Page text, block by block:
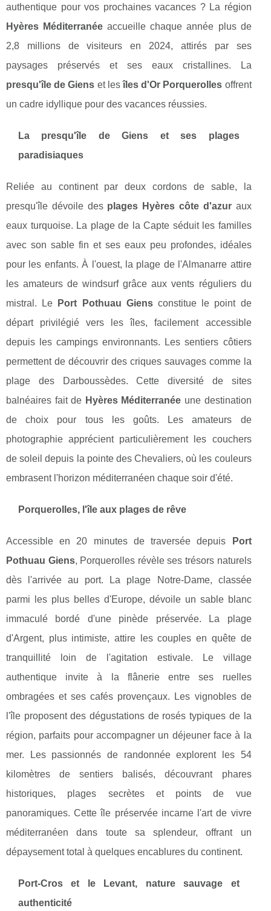
authentique pour vos prochaines vacances ? La région
Hyères Méditerranée accueille chaque année plus de
2,8 millions de visiteurs en 2024, attirés par ses
paysages préservés et ses eaux cristallines. La
presqu'île de Giens et lesîles d'Or Porquerolles offrent
un cadre idyllique pour des vacances réussies.
La presqu'île de Giens et ses plages
paradisiaques
Reliée au continent par deux cordons de sable, la
presqu'île dévoile des plages Hyères côte d'azuraux
eaux turquoise. La plage de la Capte séduit les familles
avec son sable fin et ses eaux peu profondes, idéales
pour les enfants. À l'ouest, la plage de l'Almanarre attire
les amateurs de windsurf grâce aux vents réguliers du
mistral. Le
Port Pothuau Giensconstitue le point de
départ privilégié vers les îles, facilement accessible
depuis les campings environnants. Les sentiers côtiers
permettent de découvrir des criques sauvages comme la
plage des Darboussèdes. Cette diversité de sites
balnéaires fait de Hyères Méditerranée une destination
de choix pour tous les goûts. Les amateurs de
photographie apprécient particulièrement les couchers
de soleil depuis la pointe des Chevaliers, où les couleurs
embrasent l'horizon méditerranéen chaque soir d'été.
Porquerolles, l'île aux plages de rêve
Accessible en 20 minutes de traversée depuis
Port
Pothuau Giens, Porquerolles révèle ses trésors naturels
dès l'arrivée au port. La plage Notre-Dame, classée
parmi les plus belles d'Europe, dévoile un sable blanc
immaculé bordé d'une pinède préservée. La plage
d'Argent, plus intimiste, attire les couples en quête de
tranquillité loin de l'agitation estivale. Le village
authentique invite à la flânerie entre ses ruelles
ombragées et ses cafés provençaux. Les vignobles de
l'île proposent des dégustations de rosés typiques de la
région, parfaits pour accompagner un déjeuner face à la
mer. Les passionnés de randonnée explorent les 54
kilomètres de sentiers balisés, découvrant phares
historiques, plages secrètes et points de vue
panoramiques. Cette île préservée incarne l'art de vivre
méditerranéen dans toute sa splendeur, offrant un
dépaysement total à quelques encablures du continent.
Port-Cros et le Levant, nature sauvage et
authenticité